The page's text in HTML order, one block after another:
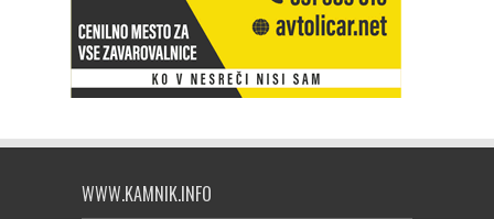
WWW.KAMNIK.INFO